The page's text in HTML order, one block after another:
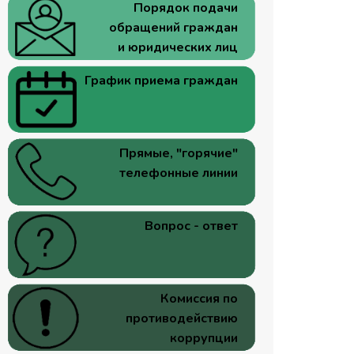
Порядок подачи
обращений граждан
и юридических лиц
График приема граждан
Прямые, "горячие"
телефонные линии
Вопрос - ответ
Комиссия по
противодействию
коррупции